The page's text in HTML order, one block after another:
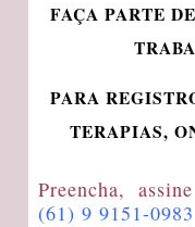
FAÇA PARTE
PARA
TERAPIAS,
Preencha,
(61) 9 9151-0983